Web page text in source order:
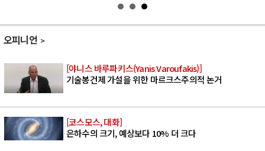
오피니언
[야니스 바루파키스(Yanis Varoufakis)]
기술봉건제 가설을 위한 마르크스주의적 논거
[코스모스, 대화]
은하수의 크기, 예상보다 10% 더 크다